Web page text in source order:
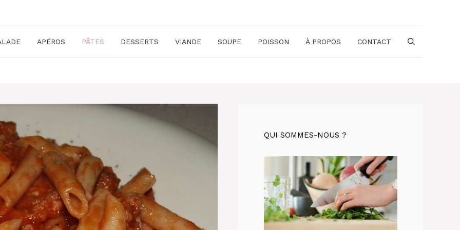
APÉROS PÂTES DESSERTS VIANDE SOUPE POISSON À PROPOS CONTACT
QUI SOMMES-NOUS ?